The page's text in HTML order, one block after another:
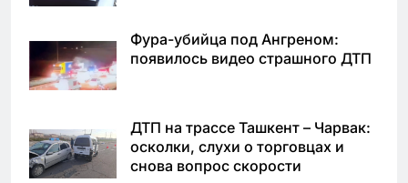
Фура-убийца под Ангреном:
появилось видео страшного ДТП
ДТП на трассе Ташкент – Чарвак:
осколки, слухи о торговцах и
снова вопрос скорости